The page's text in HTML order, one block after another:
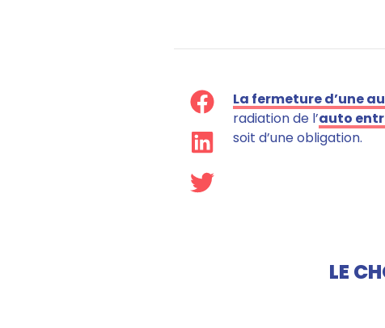
La fermeture d’une
radiation de l’auto
soit d’une obligation.
LE